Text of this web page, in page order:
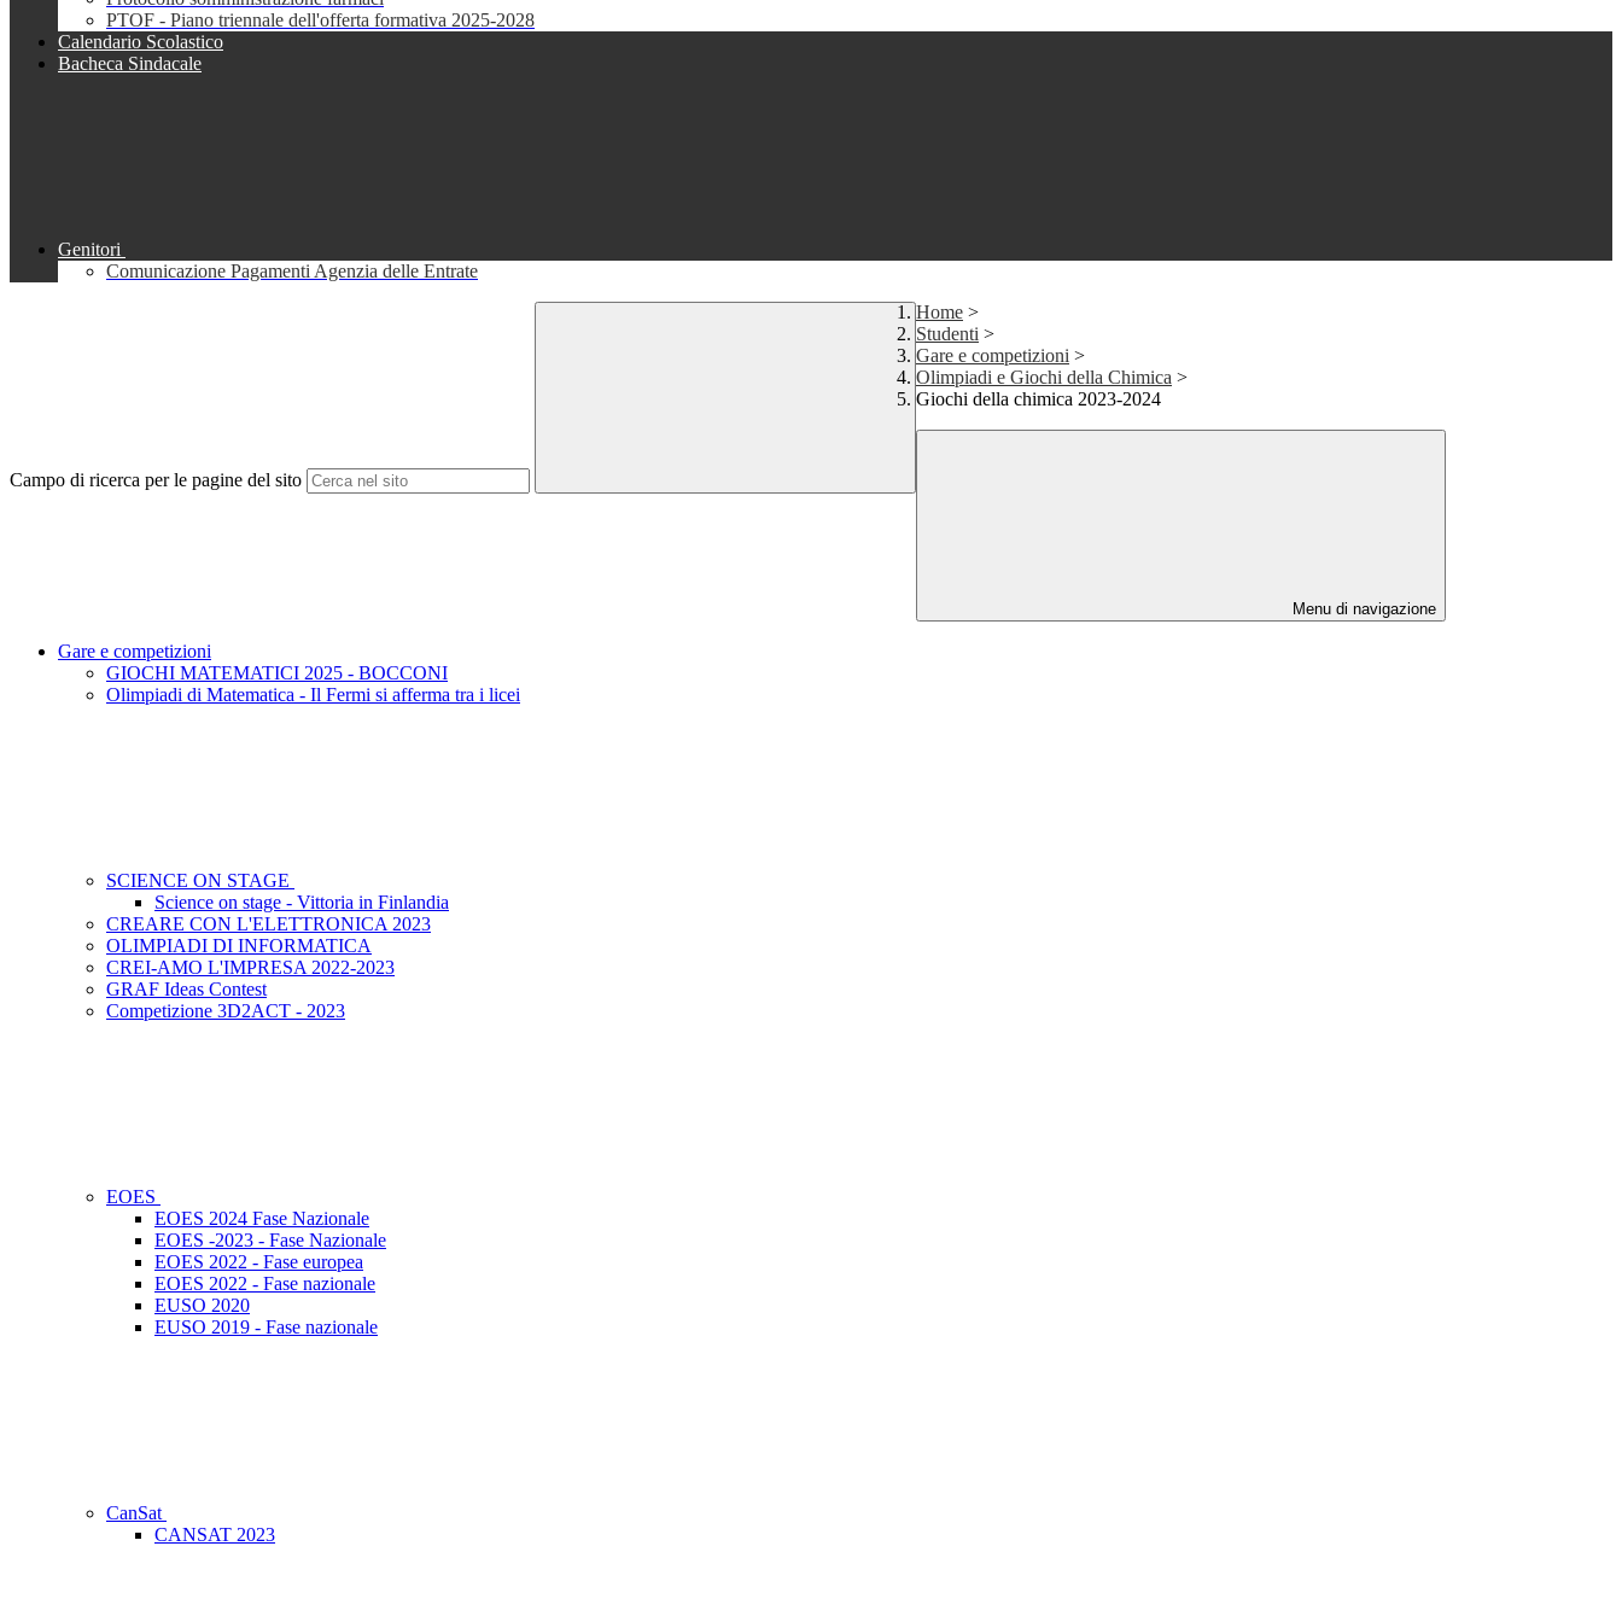
PTOF - Piano triennale dell'offerta formativa 2025-2028
Calendario Scolastico
Bacheca Sindacale
Genitori
Comunicazione Pagamenti Agenzia delle Entrate
Campo di ricerca per le pagine del sito
Home >
Studenti >
Gare e competizioni >
Olimpiadi e Giochi della Chimica >
Giochi della chimica 2023-2024
Menu di navigazione
Gare e competizioni
GIOCHI MATEMATICI 2025 - BOCCONI
Olimpiadi di Matematica - Il Fermi si afferma tra i licei
SCIENCE ON STAGE
Science on stage - Vittoria in Finlandia
CREARE CON L'ELETTRONICA 2023
OLIMPIADI DI INFORMATICA
CREI-AMO L'IMPRESA 2022-2023
GRAF Ideas Contest
Competizione 3D2ACT - 2023
EOES
EOES 2024 Fase Nazionale
EOES -2023 - Fase Nazionale
EOES 2022 - Fase europea
EOES 2022 - Fase nazionale
EUSO 2020
EUSO 2019 - Fase nazionale
CanSat
CANSAT 2023